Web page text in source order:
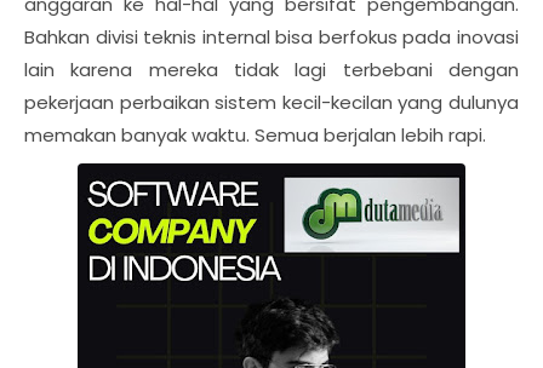
Bahkan divisi teknis internal bisa berfokus pada inovasi
lain karena mereka tidak lagi terbebani dengan
pekerjaan perbaikan sistem kecil-kecilan yang dulunya
memakan banyak waktu. Semua berjalan lebih rapi.